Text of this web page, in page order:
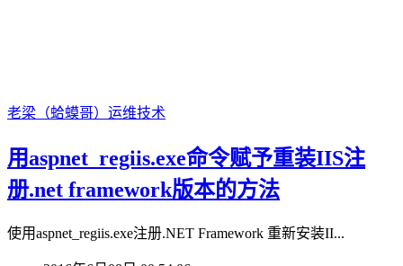
老梁（蛤蟆哥） 运维技术
用aspnet_regiis.exe命令赋予重装IIS注
册.net framework版本的方法
使用aspnet_regiis.exe注册.NET Framework 重新安装II...